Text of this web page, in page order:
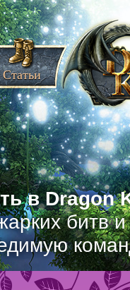
в Dragon
битв
Статьи